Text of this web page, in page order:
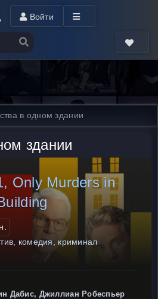
Войти
в одном здании
здании
Only Murders in
комедия, криминал
Дабис, Джиллиан Робеспьер